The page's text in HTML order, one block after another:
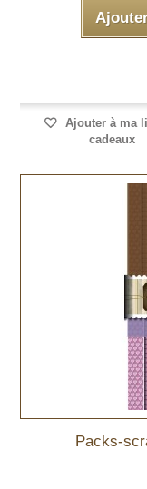
Ajouter à ma
cadeaux
Packs-